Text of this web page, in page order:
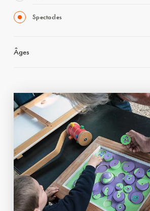
Spectacles
Âges